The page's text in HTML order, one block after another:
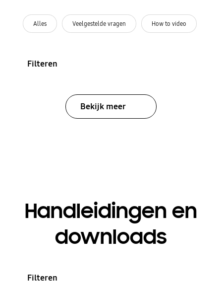
Alles Veelgestelde vragen How to video
Filteren
Bekijk meer
Handleidingen en
downloads
Filteren